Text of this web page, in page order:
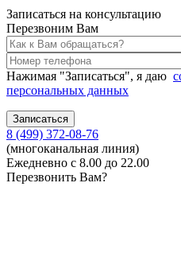
Записаться на консультацию
Перезвоним Вам
Нажимая "Записаться", я даю
персональных данных
8 (499) 372-08-76
(многоканальная линия)
Ежедневно с 8.00 до 22.00
Перезвонить Вам?